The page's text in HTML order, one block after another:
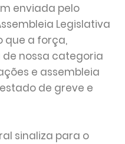
enviada pelo
Legislativa
que a força,
nossa categoria
e assembleia
de greve e
sinaliza para o